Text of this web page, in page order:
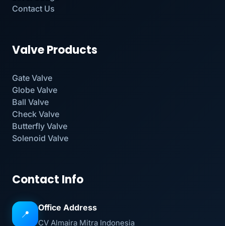
Contact Us
Valve Products
Gate Valve
Globe Valve
Ball Valve
Check Valve
Butterfly Valve
Solenoid Valve
Contact Info
📍
Office Address
CV Almaira Mitra Indonesia